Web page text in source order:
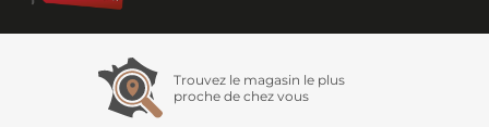
Trouvez le magasin le plus
proche de chez vous